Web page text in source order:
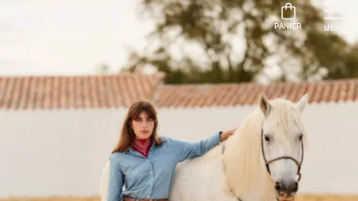
PANIER MENU